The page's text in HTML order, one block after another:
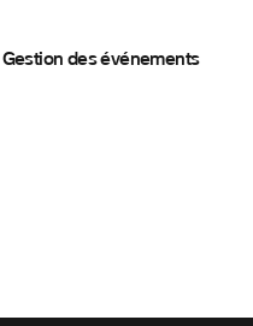
Gestion des événements